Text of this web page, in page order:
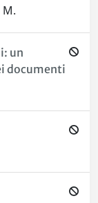
un
documenti